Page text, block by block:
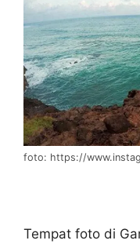
foto: https://
Tempat foto di